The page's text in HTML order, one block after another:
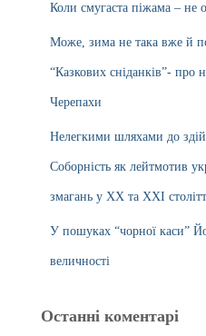
Коли смугаста піжама – не
Може, зима не така вже й
“Казкових сніданків”- про
Черепахи
Нелегкими шляхами до
Соборність як лейтмотив
змагань у ХХ та ХХІ
У пошуках “чорної каси”
величності
Останні коментарі